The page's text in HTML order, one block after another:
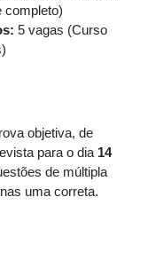
completo)
5 vagas (Curso
objetiva, de
para o dia 14
de múltipla
uma correta.